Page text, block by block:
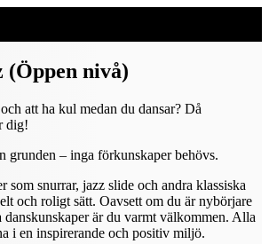
(Öppen nivå)
att ha kul medan du dansar? Då
dig!
grunden – inga förkunskaper behövs.
som snurrar, jazz slide och andra klassiska
och roligt sätt. Oavsett om du är nybörjare
är du varmt välkommen. Alla
i en inspirerande och positiv miljö.